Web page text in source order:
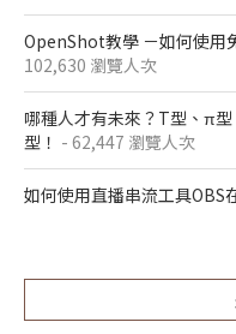
OpenShot教學 －如何使用
102,630 瀏覽人次
哪種人才有未來？T型、π
型！ - 62,447 瀏覽人次
如何使用直播串流工具OBS